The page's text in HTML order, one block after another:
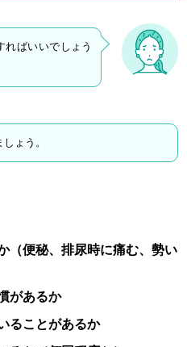
ればいいでしょう
ょう。
（便秘、排尿時に痛む、勢い
があるか
ることがあるか